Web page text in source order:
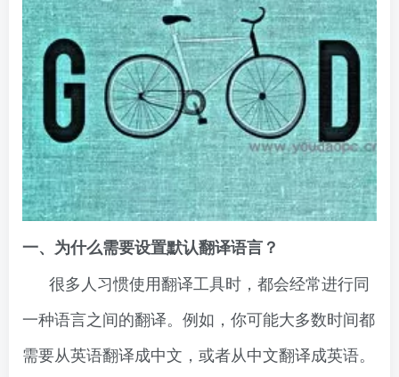
一、为什么需要设置默认翻译语言？
很多人习惯使用翻译工具时，都会经常进行同
一种语言之间的翻译。例如，你可能大多数时间都
需要从英语翻译成中文，或者从中文翻译成英语。